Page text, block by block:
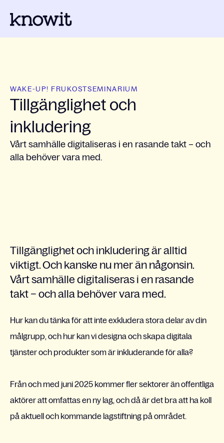
WAKE-UP! FRUKOSTSEMINARIUM
Tillgänglighet och
inkludering
Vårt samhälle digitaliseras i en rasande takt – och
alla behöver vara med.
Tillgänglighet och inkludering är alltid
viktigt. Och kanske nu mer än någonsin.
Vårt samhälle digitaliseras i en rasande
takt – och alla behöver vara med.
Hur kan du tänka för att inte exkludera stora delar av din
målgrupp, och hur kan vi designa och skapa digitala
tjänster och produkter som är inkluderande för alla?
Från och med juni 2025 kommer fler sektorer än offentliga
aktörer att omfattas en ny lag, och då är det bra att ha koll
på aktuell och kommande lagstiftning på området.